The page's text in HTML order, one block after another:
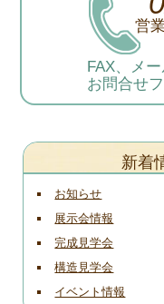
営
FAX、メ
お問合せ
新着
お知らせ
展示会情報
完成見学会
構造見学会
イベント情報